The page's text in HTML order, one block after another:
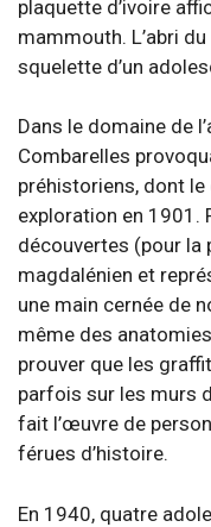
plaquette d’ivoire
mammouth. L’abri
squelette d’un
Dans le domaine de
Combarelles
préhistoriens, dont le
exploration en 1901.
découvertes (pour la
magdalénien et
une main cernée de
même des
prouver que les
parfois sur les murs
fait l’œuvre de
férues d’histoire.
En 1940, quatre